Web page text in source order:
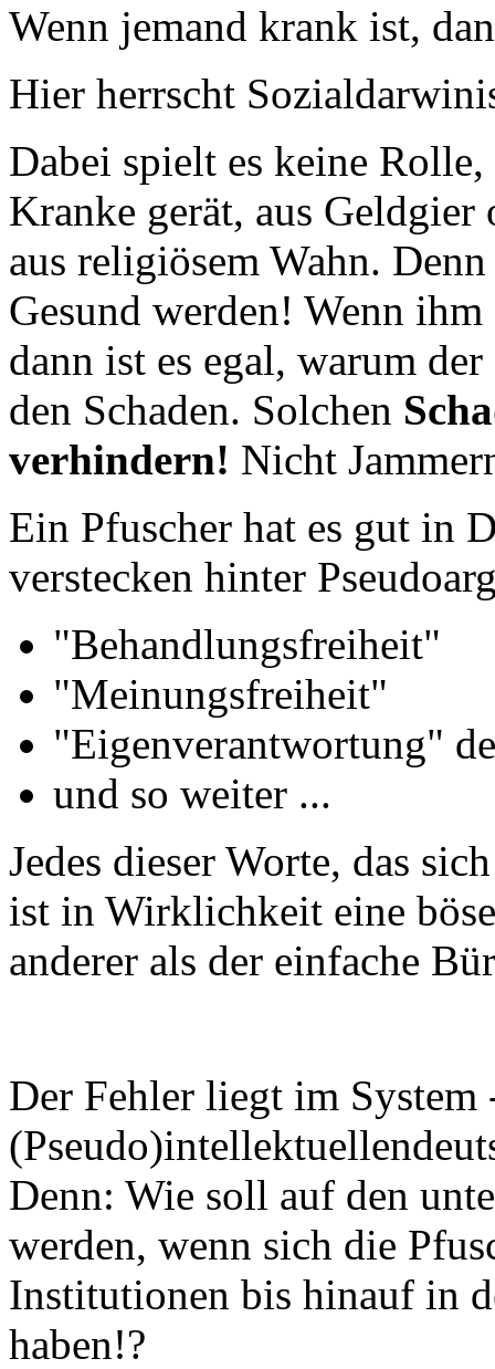
Wenn jemand krank ist,
Hier herrscht
Dabei spielt es keine
Kranke gerät, aus
aus religiösem Wahn.
Gesund werden! Wenn
dann ist es egal, warum
den Schaden. Solchen
verhindern! Nicht
Ein Pfuscher hat es gut in
verstecken hinter
"Behandlungsfreiheit"
"Meinungsfreiheit"
"Eigenverantwortung"
und so weiter ...
Jedes dieser Worte, das
ist in Wirklichkeit eine
anderer als der einfache
Der Fehler liegt im System
Denn: Wie soll auf den
werden, wenn sich die
Institutionen bis hinauf in
haben!?